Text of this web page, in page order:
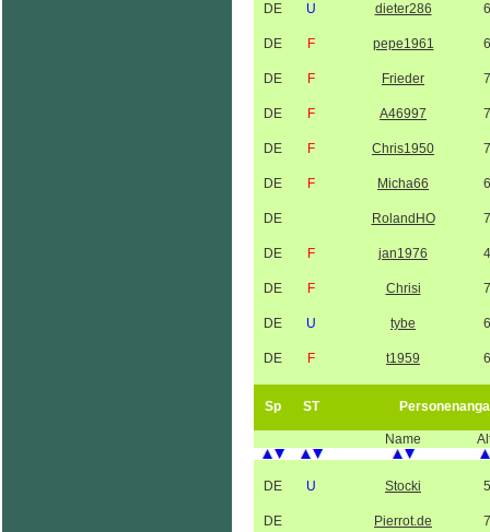
DE U dieter286
DE F pepe1961
DE F Frieder
DE F A46997
DE F Chris1950
DE F Micha66
DE RolandHO
DE F jan1976
DE F Chrisi
DE U tybe
DE F t1959
Sp ST
Name
DE U Stocki
DE Pierrot.de